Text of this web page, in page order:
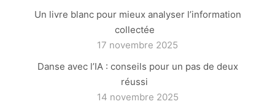
Un livre blanc pour mieux analyser l’information
collectée
17 novembre 2025
Danse avec l’IA : conseils pour un pas de deux
réussi
14 novembre 2025